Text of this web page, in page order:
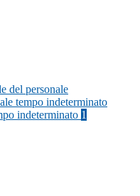
del personale
tempo indeterminato
indeterminato 1